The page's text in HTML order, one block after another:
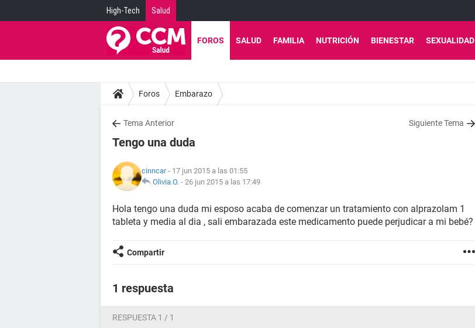
High-Tech Salud
FOROS SALUD FAMILIA NUTRICIÓN BIENESTAR SEXUALIDAD
Foros Embarazo
Tema Anterior Siguiente Tema
Tengo una duda
cinncar- 17 jun 2015 a las 01:55
Olivia.O. - 26 jun 2015 a las 17:49
Hola tengo una duda mi esposo acaba de comenzar un tratamiento con alprazolam 1
tableta y media al dia , sali embarazada este medicamento puede perjudicar a mi bebé?
Compartir
1 respuesta
RESPUESTA 1 / 1